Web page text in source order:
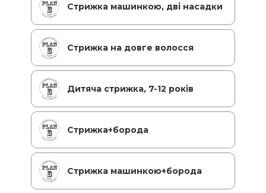
Стрижка машинкою, дві насадки
Стрижка на довге волосся
Дитяча стрижка, 7-12 років
Стрижка+борода
Стрижка машинкою+борода